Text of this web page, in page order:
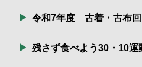
令和7年度 古着・古布回
残さず食べよう30・10運